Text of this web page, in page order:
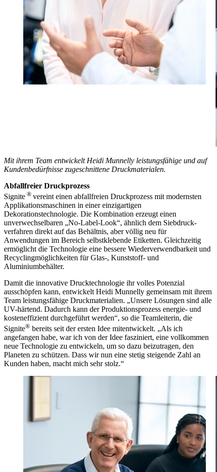
Mit ihrem Team entwickelt Heidi Munnelly leistungsfähige und auf
Kundenbedürfnisse zugeschnittene Druckmaterialen.
Abfallfreier Druckprozess
Signite ® vereint einen abfallfreien Druckprozess mit modernsten
Applikations­maschinen in einer einzigartigen
Dekorationstechnologie. Die Kombination erzeugt einen
unverwechselbaren „No-Label-Look“, ähnlich dem Siebdruck­
verfahren direkt auf das Behältnis, aber völlig neu für
Anwendungen im Bereich selbstklebende Etiketten. Gleichzeitig
ermöglicht die Technologie eine bessere Wiederverwendbarkeit und
Recyclingmöglichkeiten für Glas-, Kunststoff- und
Aluminiumbehälter.
Damit die innovative Drucktechnologie ihr volles Potenzial
ausschöpfen kann, entwickelt Heidi Munnelly gemeinsam mit ihrem
Team leistungsfähige Druckmaterialien. „Unsere Lösungen sind alle
UV-härtend. Dadurch kann der Produktionsprozess energie- und
kosteneffizient durchgeführt werden“, so die Teamleiterin, die
Signite® bereits seit der ersten Idee mitentwickelt. „Als ich
angefangen habe, war ich von der Idee fasziniert, eine vollkommen
neue Technologie zu entwickeln, um so dazu beizutragen, den
Planeten zu schützen. Dass wir nun eine stetig steigende Zahl an
Kunden haben, macht mich sehr stolz.“